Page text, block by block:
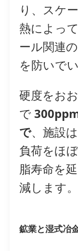
り、スケ
熱によっ
ール関連
を防いでい
硬度をお
で
で、施設
負荷をほ
脂寿命を
減します。
鉱業と湿式冶